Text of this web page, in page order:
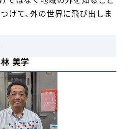
けて、外の世界に飛び出しま
美学